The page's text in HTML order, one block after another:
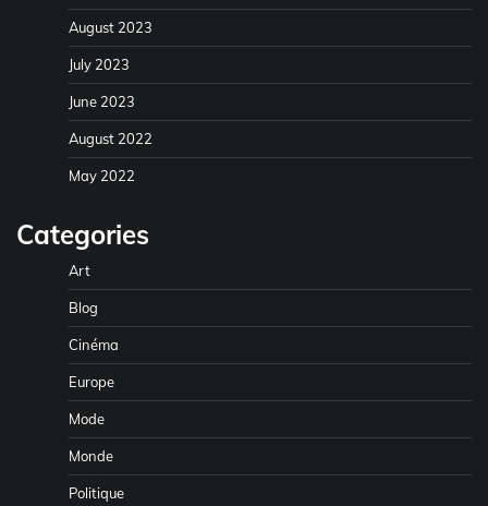
August 2023
July 2023
June 2023
August 2022
May 2022
Categories
Art
Blog
Cinéma
Europe
Mode
Monde
Politique